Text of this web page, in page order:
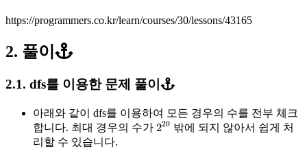
https://programmers.co.kr/learn/courses/30/lessons/43165
2. 풀이
2.1. dfs를 이용한 문제 풀이
아래와 같이 dfs를 이용하여 모든 경우의 수를 전부 체크
합니다. 최대 경우의 수가 220
220밖에 되지 않아서 쉽게 처
리할 수 있습니다.